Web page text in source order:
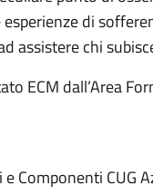
di
assistere chi
ECM dall’Area
Componenti CUG